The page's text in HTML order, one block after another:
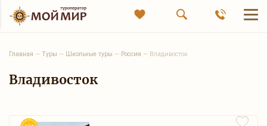
Главная — Туры — Школьные туры — Россия — Владивосток
Владивосток